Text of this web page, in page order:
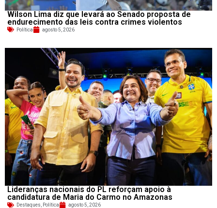
Wilson Lima diz que levará ao Senado proposta de
endurecimento das leis contra crimes violentos
Política agosto 5, 2026
Lideranças nacionais do PL reforçam apoio à
candidatura de Maria do Carmo no Amazonas
Destaques Política agosto 5, 2026